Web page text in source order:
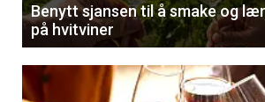
Benytt sjansen til å smake og
på hvitviner